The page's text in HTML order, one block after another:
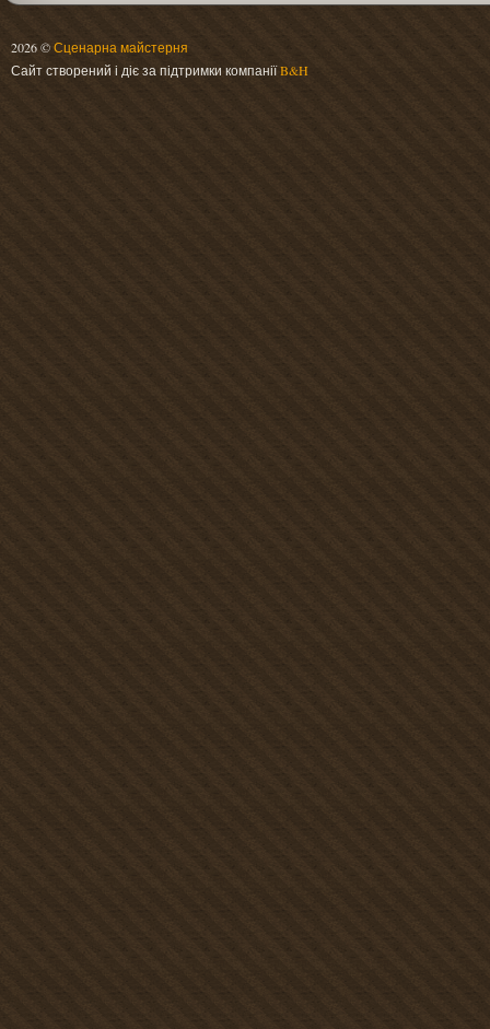
2026 ©Сценарна майстерня
Сайт створений і діє за підтримки компаніїB&H